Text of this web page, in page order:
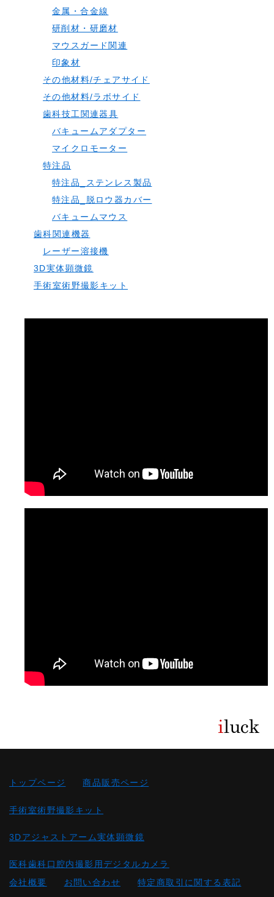
金属・合金線
研削材・研磨材
マウスガード関連
印象材
その他材料/チェアサイド
その他材料/ラボサイド
歯科技工関連器具
バキュームアダプター
マイクロモーター
特注品
特注品_ステンレス製品
特注品_脱ロウ器カバー
バキュームマウス
歯科関連機器
レーザー溶接機
3D実体顕微鏡
手術室術野撮影キット
トップページ 商品販売ページ
手術室術野撮影キット
3Dアジャストアーム実体顕微鏡
医科歯科口腔内撮影用デジタルカメラ
会社概要
お問い合わせ 特定商取引に関する表記